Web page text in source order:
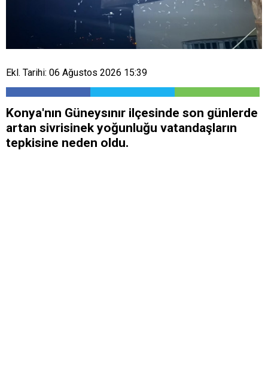
Ekl. Tarihi: 06 Ağustos 2026 15:39
Konya'nın Güneysınır ilçesinde son günlerde
artan sivrisinek yoğunluğu vatandaşların
tepkisine neden oldu.